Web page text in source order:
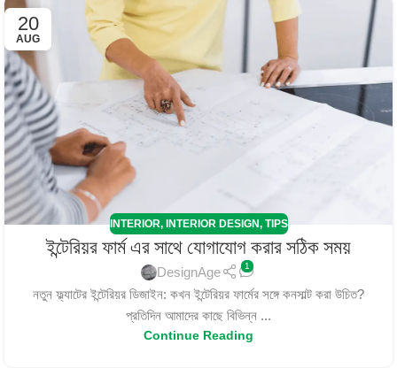
20
AUG
INTERIOR, INTERIOR DESIGN, TIPS
ইন্টেরিয়র ফার্ম এর সাথে যোগাযোগ করার সঠিক সময়
DesignAge 1
নতুন ফ্ল্যাটের ইন্টেরিয়র ডিজাইন: কখন ইন্টেরিয়র ফার্মের সঙ্গে কনসাল্ট করা উচিত?
প্রতিদিন আমাদের কাছে বিভিন্ন ...
Continue Reading